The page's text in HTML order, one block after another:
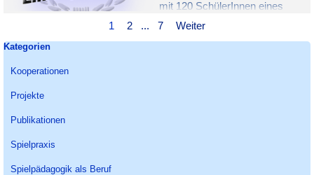
mit 120 SchülerInnen eines
Berufskollegs durchgeführt. Die
Aktuelle Seite:
1 Gehen Sie zu Seite:
2 ... Gehen Sie zu Seite:
7
Weiter
Block überspringen Kategorien
Kategorien
Kooperationen
Projekte
Publikationen
Spielpraxis
Spielpädagogik als Beruf